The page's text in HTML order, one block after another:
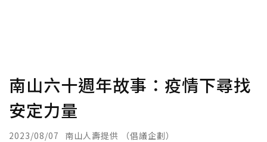
南山六十週年故事：疫情下尋找
安定力量
2023/08/07 南山人壽提供 （倡議企劃）